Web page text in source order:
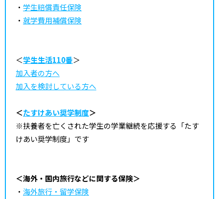
・ 学生賠償責任保険
・ 就学費用補償保険
＜学生生活110番＞
加入者の方へ
加入を検討している方へ
＜たすけあい奨学制度＞
※扶養者を亡くされた学生の学業継続を応援する「たす
けあい奨学制度」です
＜海外・国内旅行などに関する保険＞
・ 海外旅行・留学保険